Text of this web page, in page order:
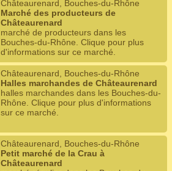
Châteaurenard, Bouches-du-Rhône
Marché des producteurs de
Châteaurenard
marché de producteurs dans les
Bouches-du-Rhône. Clique pour plus
d'informations sur ce marché.
Châteaurenard, Bouches-du-Rhône
Halles marchandes de Châteaurenard
halles marchandes dans les Bouches-du-
Rhône. Clique pour plus d'informations
sur ce marché.
Châteaurenard, Bouches-du-Rhône
Petit marché de la Crau à
Châteaurenard